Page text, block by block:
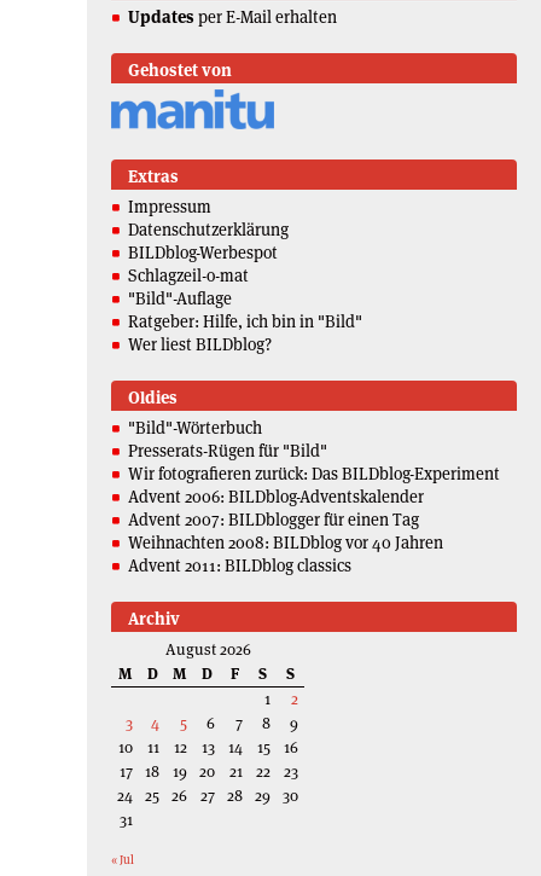
Updates per E-Mail erhalten
Gehostet von
Extras
Impressum
Datenschutzerklärung
BILDblog-Werbespot
Schlagzeil-o-mat
"Bild"-Auflage
Ratgeber: Hilfe, ich bin in "Bild"
Wer liest BILDblog?
Oldies
"Bild"-Wörterbuch
Presserats-Rügen für "Bild"
Wir fotografieren zurück: Das BILDblog-Experiment
Advent 2006: BILDblog-Adventskalender
Advent 2007: BILDblogger für einen Tag
Weihnachten 2008: BILDblog vor 40 Jahren
Advent 2011: BILDblog classics
Archiv
August 2026
M
D M D F S
S
1
2
3
4 5 6 7 8
9
10
11 12 13 14 15
16
17 18 19 20 21 22
23
24 25 26 27 28 29 30
31
« Jul